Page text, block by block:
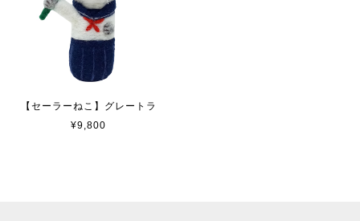
【セーラーねこ】グレートラ
¥9,800